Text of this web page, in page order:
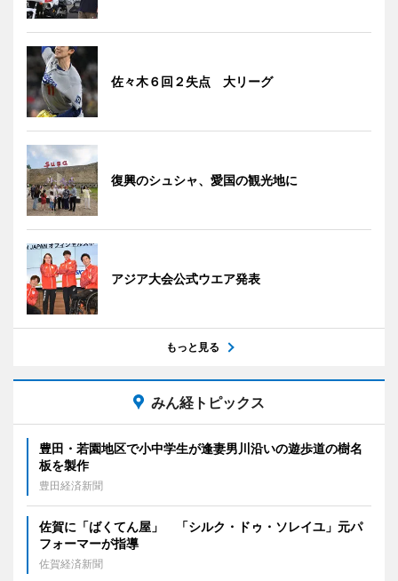
佐々木６回２失点 大リーグ
復興のシュシャ、愛国の観光地に
アジア大会公式ウエア発表
もっと見る
みん経トピックス
豊田・若園地区で小中学生が逢妻男川沿いの遊歩道の樹名
板を製作
豊田経済新聞
佐賀に「ばくてん屋」 「シルク・ドゥ・ソレイユ」元パ
フォーマーが指導
佐賀経済新聞